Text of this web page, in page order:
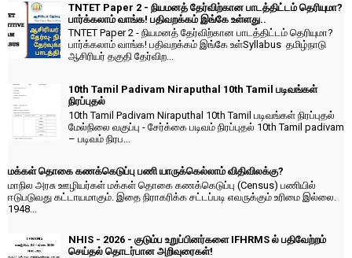
TNTET Paper 2 - நியமனத் தேர்விற்கான பாடத்திட்டம் தெரியுமா?
பார்க்கலாம் வாங்க! பதிவறக்கம் இங்கே உள்ளது..
TNTET Paper 2 - நியமனத் தேர்விற்கான பாடத்திட்டம் தெரியுமா?
பார்க்கலாம் வாங்க! பதிவறக்கம் இங்கே உள்Syllabus தமிழ்நாடு
ஆசிரியர் தகுதி தேர்விற...
10th Tamil Padivam Niraputhal 10th Tamil படிவங்கள்
நிரப்புதல்
10th Tamil Padivam Niraputhal 10th Tamil படிவங்கள் நிரப்புதல்
மேல்நிலை வகுப்பு - சேர்க்கை படிவம் நிரப்புதல் 10th Tamil padivam
– படிவம் நிரப...
மக்கள் தொகை கணக்கெடுப்பு பணி யாருக்கெல்லாம் விதிவிலக்கு?
மாநில அரசு ஊழியர்கள் மக்கள் தொகை கணக்கெடுப்பு (Census) பணியில்
ஈடுபடுவது கட்டாயமாகும். இதை நிராகரிக்க சட்டப்படி எவருக்கும் உரிமை இல்லை.
1948...
NHIS - 2026 - குடும்ப உறுப்பினர்களை IFHRMS ல் பதிவேற்றம்
செய்தல் தொடர்பான அறிவுரைகள்!